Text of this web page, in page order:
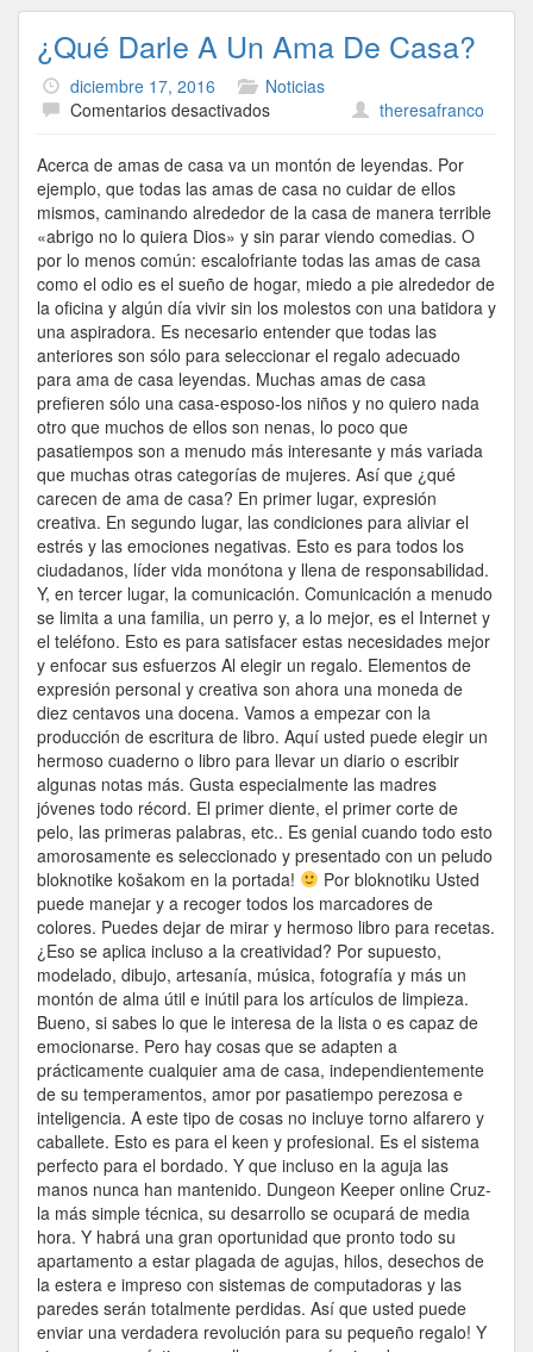
¿Qué Darle A Un Ama De Casa?
diciembre 17, 2016
Noticias
Comentarios desactivadosen
Darle
A
Un
Ama
De
Casa?
theresafranco
Acerca de amas de casa va un montón de leyendas. Por
ejemplo, que todas las amas de casa no cuidar de ellos
mismos, caminando alrededor de la casa de manera terrible
«abrigo no lo quiera Dios» y sin parar viendo comedias. O
por lo menos común: escalofriante todas las amas de casa
como el odio es el sueño de hogar, miedo a pie alrededor de
la oficina y algún día vivir sin los molestos con una batidora y
una aspiradora. Es necesario entender que todas las
anteriores son sólo para seleccionar el regalo adecuado
para ama de casa leyendas. Muchas amas de casa
prefieren sólo una casa-esposo-los niños y no quiero nada
otro que muchos de ellos son nenas, lo poco que
pasatiempos son a menudo más interesante y más variada
que muchas otras categorías de mujeres. Así que ¿qué
carecen de ama de casa? En primer lugar, expresión
creativa. En segundo lugar, las condiciones para aliviar el
estrés y las emociones negativas. Esto es para todos los
ciudadanos, líder vida monótona y llena de responsabilidad.
Y, en tercer lugar, la comunicación. Comunicación a menudo
se limita a una familia, un perro y, a lo mejor, es el Internet y
el teléfono. Esto es para satisfacer estas necesidades mejor
y enfocar sus esfuerzos Al elegir un regalo. Elementos de
expresión personal y creativa son ahora una moneda de
diez centavos una docena. Vamos a empezar con la
producción de escritura de libro. Aquí usted puede elegir un
hermoso cuaderno o libro para llevar un diario o escribir
algunas notas más. Gusta especialmente las madres
jóvenes todo récord. El primer diente, el primer corte de
pelo, las primeras palabras, etc.. Es genial cuando todo esto
amorosamente es seleccionado y presentado con un peludo
bloknotike košakom en la portada!
Por bloknotiku Usted
puede manejar y a recoger todos los marcadores de
colores. Puedes dejar de mirar y hermoso libro para recetas.
¿Eso se aplica incluso a la creatividad? Por supuesto,
modelado, dibujo, artesanía, música, fotografía y más un
montón de alma útil e inútil para los artículos de limpieza.
Bueno, si sabes lo que le interesa de la lista o es capaz de
emocionarse. Pero hay cosas que se adapten a
prácticamente cualquier ama de casa, independientemente
de su temperamentos, amor por pasatiempo perezosa e
inteligencia. A este tipo de cosas no incluye torno alfarero y
caballete. Esto es para el keen y profesional. Es el sistema
perfecto para el bordado. Y que incluso en la aguja las
manos nunca han mantenido. Dungeon Keeper online Cruz-
la más simple técnica, su desarrollo se ocupará de media
hora. Y habrá una gran oportunidad que pronto todo su
apartamento a estar plagada de agujas, hilos, desechos de
la estera e impreso con sistemas de computadoras y las
paredes serán totalmente perdidas. Así que usted puede
enviar una verdadera revolución para su pequeño regalo! Y